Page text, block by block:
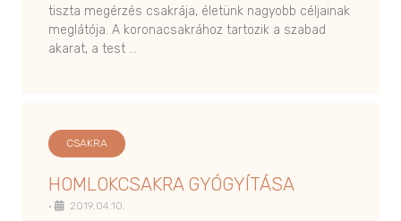
tiszta megérzés csakrája, életünk nagyobb céljainak
meglátója. A koronacsakrához tartozik a szabad
akarat, a test …
CSAKRA
HOMLOKCSAKRA GYÓGYÍTÁSA
• 2019.04.10.